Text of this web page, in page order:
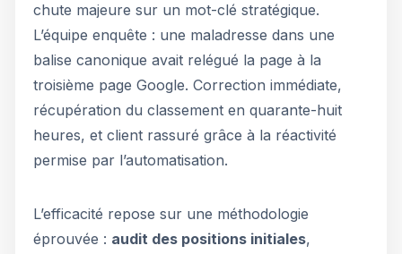
chute majeure sur un mot-clé stratégique.
L’équipe enquête : une maladresse dans une
balise canonique avait relégué la page à la
troisième page Google. Correction immédiate,
récupération du classement en quarante-huit
heures, et client rassuré grâce à la réactivité
permise par l’automatisation.
L’efficacité repose sur une méthodologie
éprouvée : audit des positions initiales,